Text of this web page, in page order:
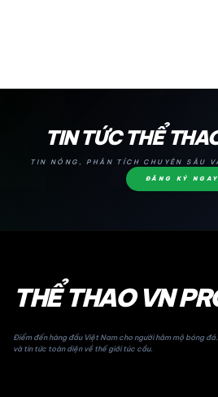
TIN TỨC THỂ
TIN NÓNG, PHÂN TÍCH CHUYÊN SÂU
ĐĂNG KÝ NGAY
THỂ THAO VN
Điểm đến hàng đầu Việt Nam cho người hâm mộ bóng
và tin tức toàn diện về thế giới túc cầu.